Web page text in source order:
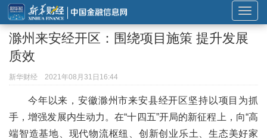
展
开
或
导
航
滁州来安经开区：围绕项目施策 提升发展
质效
新华财经 2021年08月31日16:44
今年以来，安徽滁州市来安县经开区坚持以项目为抓
手，增强发展内生动力。在“十四五”开局的新征程上，向“高
端智造基地、现代物流枢纽、创新创业乐土、生态美好家